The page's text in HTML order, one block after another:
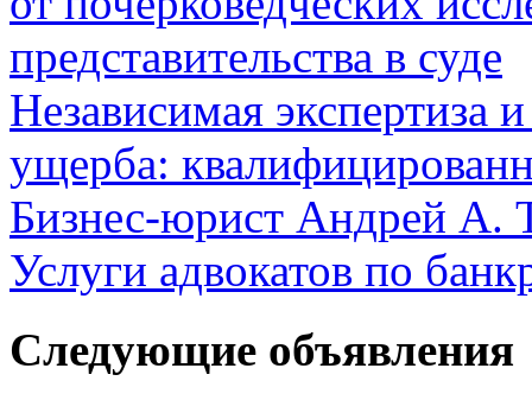
представительства в суде
Независимая экспертиза
ущерба:
Бизнес-юрист Андрей А.
Услуги адвокатов по
Следующие объявления